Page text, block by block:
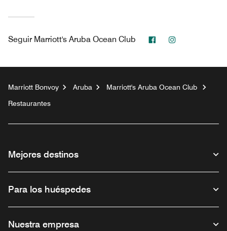
Seguir Marriott's Aruba Ocean Club Facebook
Marriott Bonvoy Aruba
Marriott's Aruba Ocean Club
Restaurantes
Mejores destinos
Para los huéspedes
Nuestra empresa